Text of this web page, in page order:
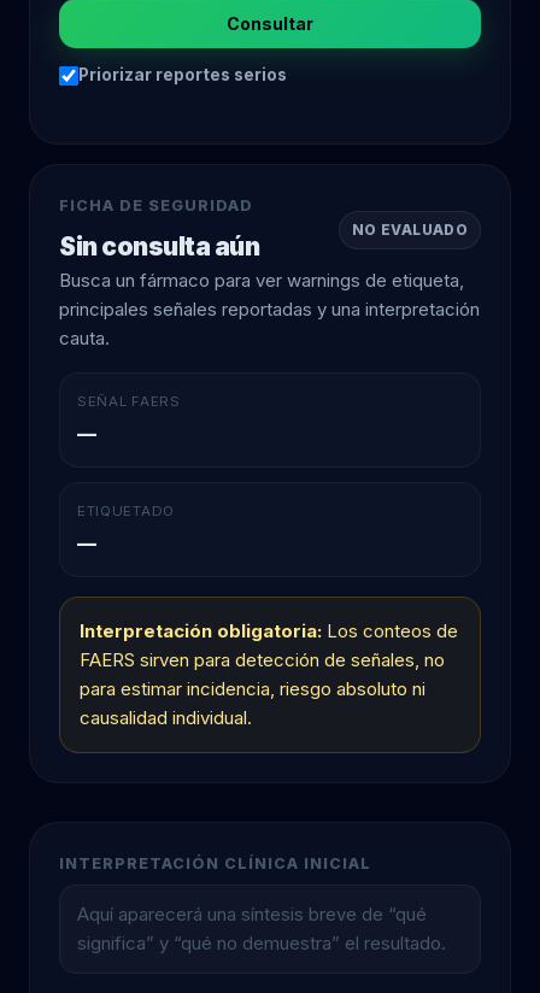
Consultar
Priorizar reportes serios
FICHA DE SEGURIDAD
Sin consulta aún
NO EVALUADO
Busca un fármaco para ver warnings de etiqueta,
principales señales reportadas y una interpretación
cauta.
SEÑAL FAERS
—
ETIQUETADO
—
Interpretación obligatoria: Los conteos de
FAERS sirven para detección de señales, no
para estimar incidencia, riesgo absoluto ni
causalidad individual.
INTERPRETACIÓN CLÍNICA INICIAL
Aquí aparecerá una síntesis breve de “qué
significa” y “qué no demuestra” el resultado.